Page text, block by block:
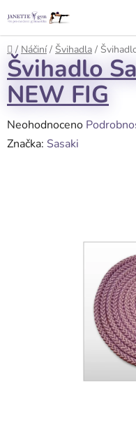
na
obsah
Domů
/ Náčiní / Švihadla /
Švihadlo
NEW FIG
Průměrné
hodnocení
Neohodnoceno
Značka: Sasaki